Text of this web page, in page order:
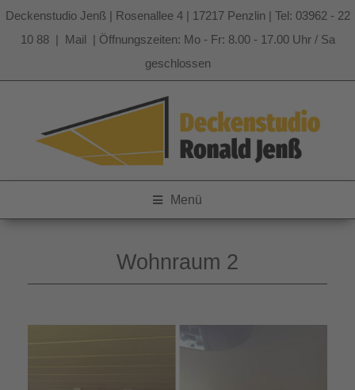
Deckenstudio Jenß | Rosenallee 4 | 17217 Penzlin | Tel: 03962 - 22
10 88 | Mail | Öffnungszeiten: Mo - Fr: 8.00 - 17.00 Uhr / Sa
geschlossen
Menü
Wohnraum 2